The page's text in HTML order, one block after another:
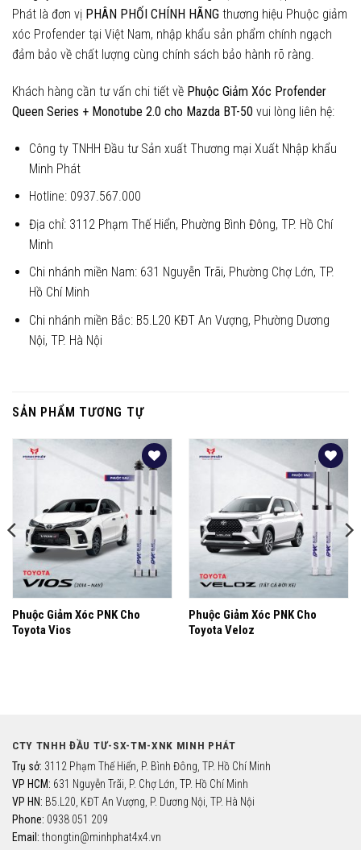
Phát là đơn vị PHÂN PHỐI CHÍNH HÃNG thương hiệu Phuộc giảm
xóc Profender tại Việt Nam, nhập khẩu sản phẩm chính ngạch
đảm bảo về chất lượng cùng chính sách bảo hành rõ ràng.
Khách hàng cần tư vấn chi tiết về Phuộc Giảm Xóc Profender
Queen Series + Monotube 2.0 cho Mazda BT-50 vui lòng liên hệ:
Công ty TNHH Đầu tư Sản xuất Thương mại Xuất Nhập khẩu
Minh Phát
Hotline: 0937.567.000
Địa chỉ: 3112 Phạm Thế Hiển, Phường Bình Đông, TP. Hồ Chí
Minh
Chi nhánh miền Nam: 631 Nguyễn Trãi, Phường Chợ Lớn, TP.
Hồ Chí Minh
Chi nhánh miền Bắc: B5.L20 KĐT An Vượng, Phường Dương
Nội, TP. Hà Nội
SẢN PHẨM TƯƠNG TỰ
thích
Phuộc Giảm Xóc PNK Cho
Toyota Vios
thích
Phuộc Giảm Xóc PNK Cho
Toyota Veloz
CTY TNHH ĐẦU TƯ-SX-TM-XNK MINH PHÁT
Trụ sở: 3112 Phạm Thế Hiển, P. Bình Đông, TP. Hồ Chí Minh
VP HCM: 631 Nguyễn Trãi, P. Chợ Lớn, TP. Hồ Chí Minh
VP HN: B5.L20, KĐT An Vượng, P. Dương Nội, TP. Hà Nội
Phone: 0938 051 209
Email: thongtin@minhphat4x4.vn